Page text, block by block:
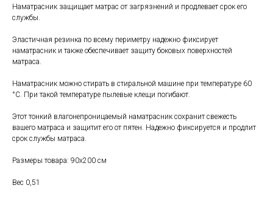
Наматрасник защищает матрас от загрязнений и продлевает срок его
службы.
Эластичная резинка по всему периметру надежно фиксирует
наматрасник и также обеспечивает защиту боковых поверхностей
матраса.
Наматрасник можно стирать в стиральной машине при температуре 60
°C. При такой температуре пылевые клещи погибают.
Этот тонкий влагонепроницаемый наматрасник сохранит свежесть
вашего матраса и защитит его от пятен. Надежно фиксируется и продлит
срок службы матраса.
Размеры товара: 90х200 см
Вес 0,51
Каталог
Мебель
Хранение и порядок
Текстиль для дома
Скидки и акции
Соцсети:
+7 (903) 969-57-59
Контакты
Свяжитесь с нами
Адреса магазинов
Сервис